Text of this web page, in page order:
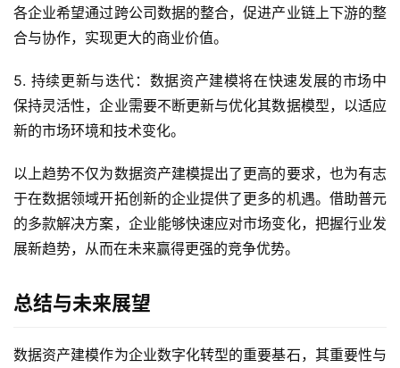
各企业希望通过跨公司数据的整合，促进产业链上下游的整
合与协作，实现更大的商业价值。
5. 持续更新与迭代：数据资产建模将在快速发展的市场中
保持灵活性，企业需要不断更新与优化其数据模型，以适应
新的市场环境和技术变化。
以上趋势不仅为数据资产建模提出了更高的要求，也为有志
于在数据领域开拓创新的企业提供了更多的机遇。借助普元
的多款解决方案，企业能够快速应对市场变化，把握行业发
展新趋势，从而在未来赢得更强的竞争优势。
总结与未来展望
数据资产建模作为企业数字化转型的重要基石，其重要性与